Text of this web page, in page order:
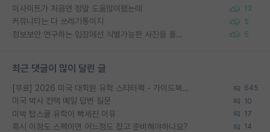
이사이트가 처음엔 정말 도움많이됐는데 13
커뮤니티는 다 쓰레기통이지 5
정보보안 연구하는 입장에선 식별가능한 사진을 올리는건 비추이긴함 5
최근 댓글이 많이 달린 글
[무료] 2026 미국 대학원 유학 스타터팩 - 가이드북 & 합격자 컨택메일 템플릿 645
미국 박사 컨택 메일 답변 질문 10
미박 탑스쿨 유학이 빡세진 이유 17
혹시 이정도 스펙이면 어느정도 잡고 준비해야하나요? 14